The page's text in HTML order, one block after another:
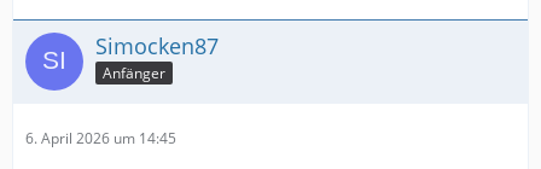
Simocken87
Anfänger
6. April 2026 um 14:45